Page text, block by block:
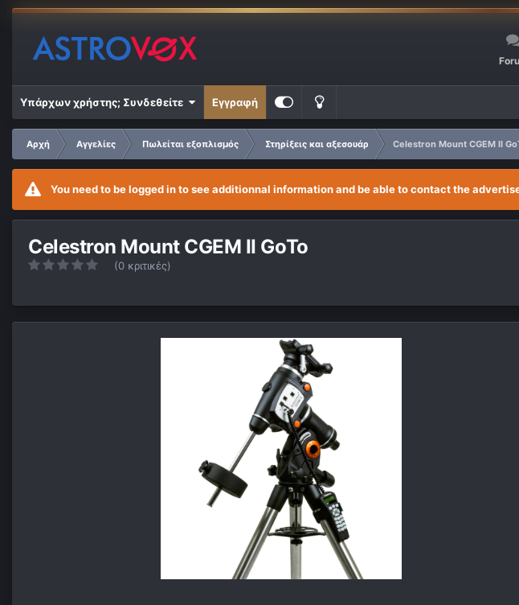
Υπάρχων χρήστης; Συνδεθείτε Εγγραφή
Αρχή Αγγελίες Πωλείται εξοπλισμός Στηρίξεις και αξεσουάρ
Celestron Mount CGEM II
You need to be logged in to see additionnal information and be able to contact the
Celestron Mount CGEM II GoTo
(0 κριτικές)